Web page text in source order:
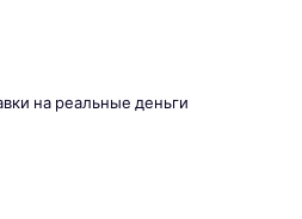
на реальные деньги